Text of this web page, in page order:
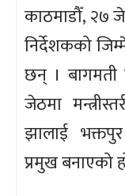
काठमाडौँ, २७
निर्देशकको
छन् । बागमती
जेठमा
झालाई
प्रमुख बनाएको